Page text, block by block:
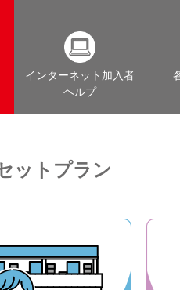
インターネット加入者
ヘルプ
ットプラン